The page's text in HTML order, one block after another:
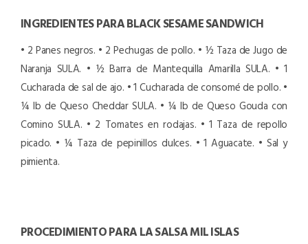
INGREDIENTES PARA BLACK SESAME SANDWICH
• 2 Panes negros. • 2 Pechugas de pollo. • ½ Taza de Jugo de
Naranja SULA. • ½ Barra de Mantequilla Amarilla SULA. • 1
Cucharada de sal de ajo. • 1 Cucharada de consomé de pollo. •
¼ lb de Queso Cheddar SULA. • ¼ lb de Queso Gouda con
Comino SULA. • 2 Tomates en rodajas. • 1 Taza de repollo
picado. • ¼ Taza de pepinillos dulces. • 1 Aguacate. • Sal y
pimienta.
PROCEDIMIENTO PARA LA SALSA MIL ISLAS